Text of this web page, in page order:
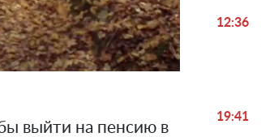
выйти на пенсию в
12:36
19:41